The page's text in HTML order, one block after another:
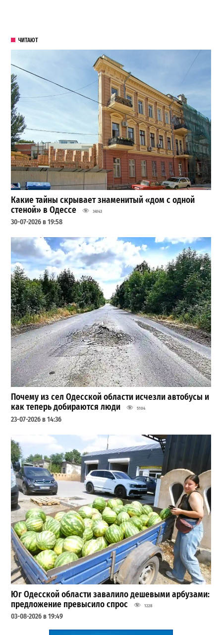
ЧИТАЮТ
Какие тайны скрывает знаменитый «дом с одной
стеной» в Одессе
34143
30-07-2026 в 19:58
Почему из сел Одесской области исчезли автобусы и
как теперь добираются люди
5104
23-07-2026 в 14:36
Юг Одесской области завалило дешевыми арбузами:
предложение превысило спрос
1228
03-08-2026 в 19:49